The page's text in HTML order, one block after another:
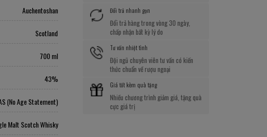
Auchentoshan
Scotland
700 ml
43%
(No Age Statement)
Malt Scotch Whisky
Đổi trả nhanh gọn
Đổi trả hàng trong vòng 30 ngày,
chấp nhận bất kỳ lý do
Tư vấn nhiệt tình
Đội ngũ chuyên viên tư vấn có kiến
thức chuẩn về rượu ngoại
Giá tốt kèm quà tặng
Nhiều chương trình giảm giá, tặng quà
cực giá trị